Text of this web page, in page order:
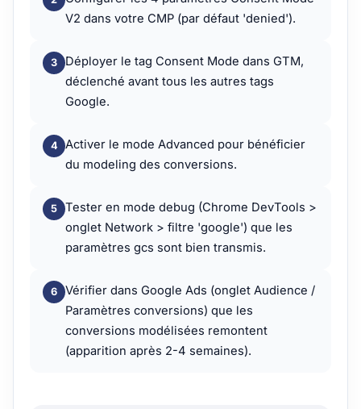
V2 dans votre CMP (par défaut 'denied').
Déployer le tag Consent Mode dans GTM,
déclenché avant tous les autres tags
Google.
Activer le mode Advanced pour bénéficier
du modeling des conversions.
Tester en mode debug (Chrome DevTools >
onglet Network > filtre 'google') que les
paramètres gcs sont bien transmis.
Vérifier dans Google Ads (onglet Audience /
Paramètres conversions) que les
conversions modélisées remontent
(apparition après 2-4 semaines).